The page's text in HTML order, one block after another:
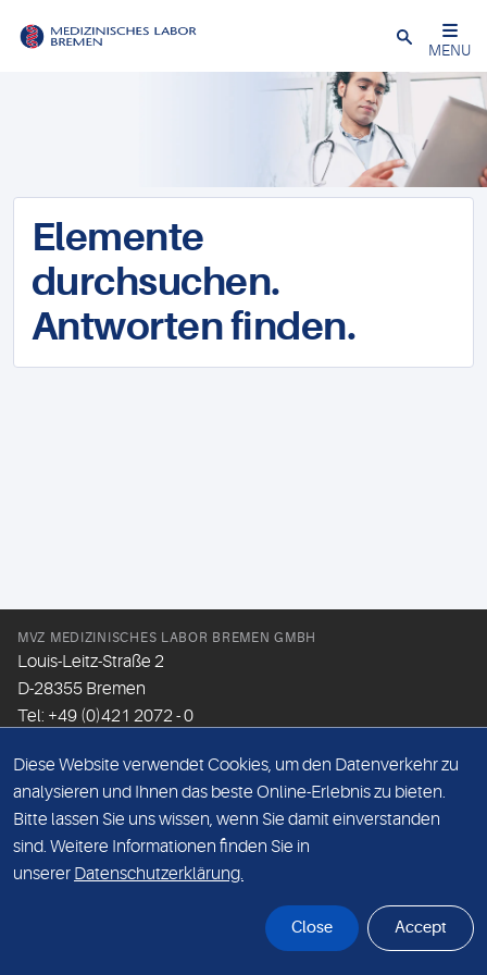
Schließen
MENU
Elemente
durchsuchen.
Antworten finden.
MVZ MEDIZINISCHES LABOR BREMEN GMBH
Louis-Leitz-Straße 2
D-28355 Bremen
Tel: +49 (0)421 2072 - 0
Email:info@mlhb.de
DATENSCHUTZ
IMPRESSUM
Diese Website verwendet Cookies, um den Datenverkehr zu
analysieren und Ihnen das beste Online-Erlebnis zu bieten.
Bitte lassen Sie uns wissen, wenn Sie damit einverstanden
sind. Weitere Informationen finden Sie in
unserer Datenschutzerklärung.
Close Accept